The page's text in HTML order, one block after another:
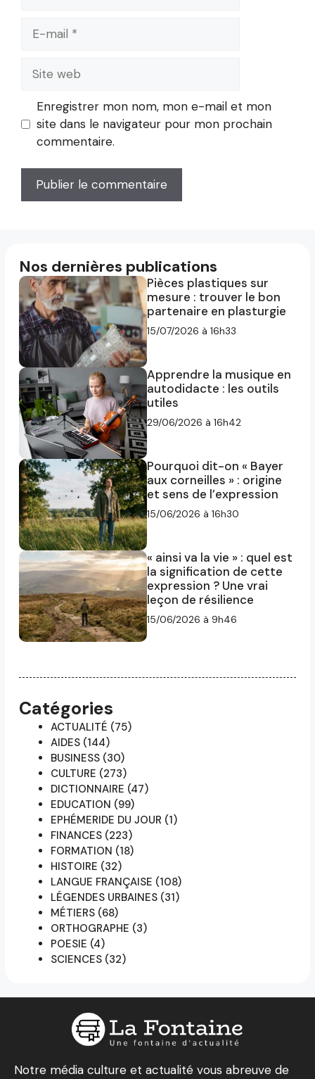
mail
Site
web
Enregistrer mon nom, mon e-mail et mon
site dans le navigateur pour mon prochain
commentaire.
Nos dernières publications
Pièces plastiques sur
mesure : trouver le bon
partenaire en plasturgie
15/07/2026 à 16h33
Apprendre la musique en
autodidacte : les outils
utiles
29/06/2026 à 16h42
Pourquoi dit-on « Bayer
aux corneilles » : origine
et sens de l’expression
15/06/2026 à 16h30
« ainsi va la vie » : quel est
la signification de cette
expression ? Une vrai
leçon de résilience
15/06/2026 à 9h46
Catégories
ACTUALITÉ (75)
AIDES (144)
BUSINESS (30)
CULTURE (273)
DICTIONNAIRE (47)
EDUCATION (99)
EPHÉMERIDE DU JOUR (1)
FINANCES (223)
FORMATION (18)
HISTOIRE (32)
LANGUE FRANÇAISE (108)
LÉGENDES URBAINES (31)
MÉTIERS (68)
ORTHOGRAPHE (3)
POESIE (4)
SCIENCES (32)
Notre média culture et actualité vous abreuve de